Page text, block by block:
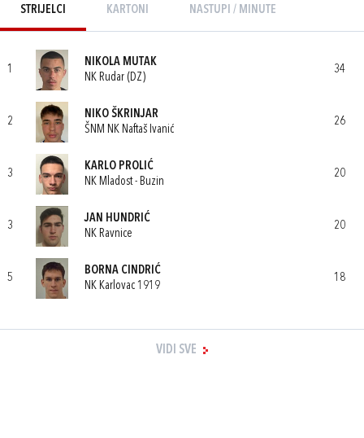
STRIJELCI KARTONI NASTUPI / MINUTE
1
NIKOLA MUTAK
NK Rudar (DZ)
34
2
NIKO ŠKRINJAR
ŠNM NK Naftaš Ivanić
26
3
KARLO PROLIĆ
NK Mladost - Buzin
20
3
JAN HUNDRIĆ
NK Ravnice
20
5
BORNA CINDRIĆ
NK Karlovac 1919
18
VIDI SVE